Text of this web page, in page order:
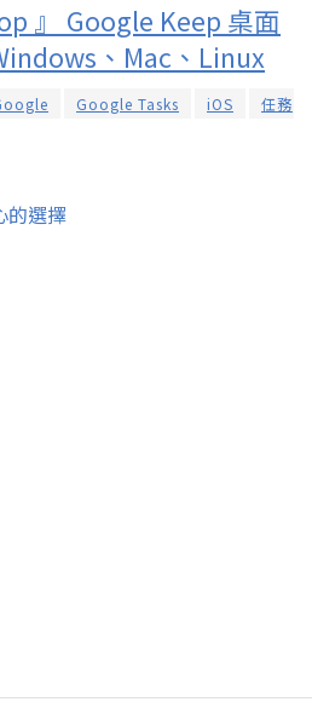
』 Google Keep 桌面
、Mac、Linux
Google Tasks iOS 任務
的選擇